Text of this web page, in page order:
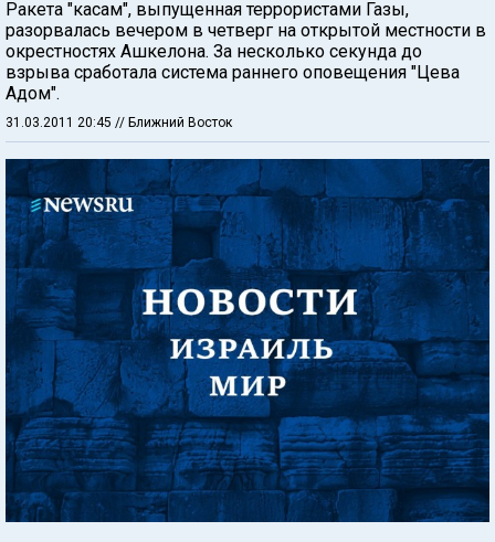
Ракета "касам", выпущенная террористами Газы,
разорвалась вечером в четверг на открытой местности в
окрестностях Ашкелона. За несколько секунда до
взрыва сработала система раннего оповещения "Цева
Адом".
31.03.2011 20:45 // Ближний Восток